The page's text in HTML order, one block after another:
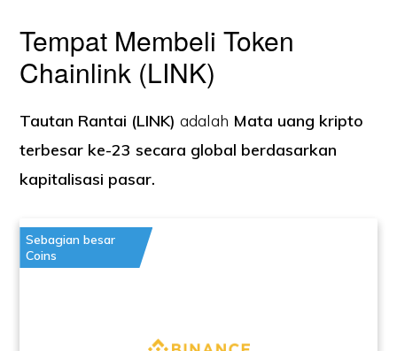
Tempat Membeli Token
Chainlink (LINK)
Tautan Rantai (LINK)adalah Mata uang kripto
terbesar ke-23 secara global berdasarkan
kapitalisasi pasar.
Sebagian besar
Coins